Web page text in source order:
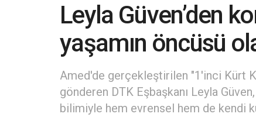
Leyla Güven’den
yaşamın öncüsü
Amed'de gerçekleştirilen "1'inci Kürt
gönderen DTK Eşbaşkanı Leyla
bilimiyle hem evrensel hem de kendi